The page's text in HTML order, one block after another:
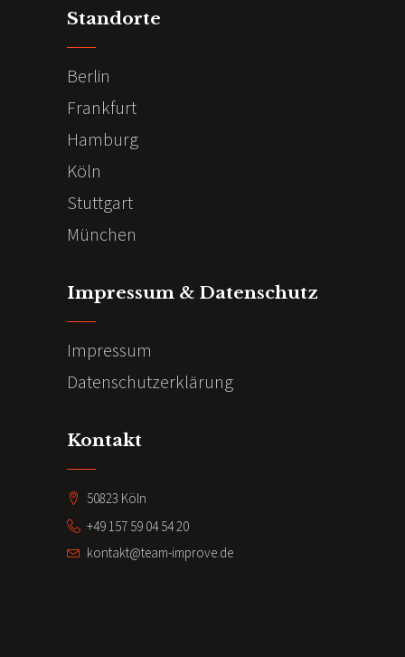
Standorte
Berlin
Frankfurt
Hamburg
Köln
Stuttgart
München
Impressum & Datenschutz
Impressum
Datenschutzerklärung
Kontakt
50823 Köln
+49 157 59 04 54 20
kontakt@team-improve.de